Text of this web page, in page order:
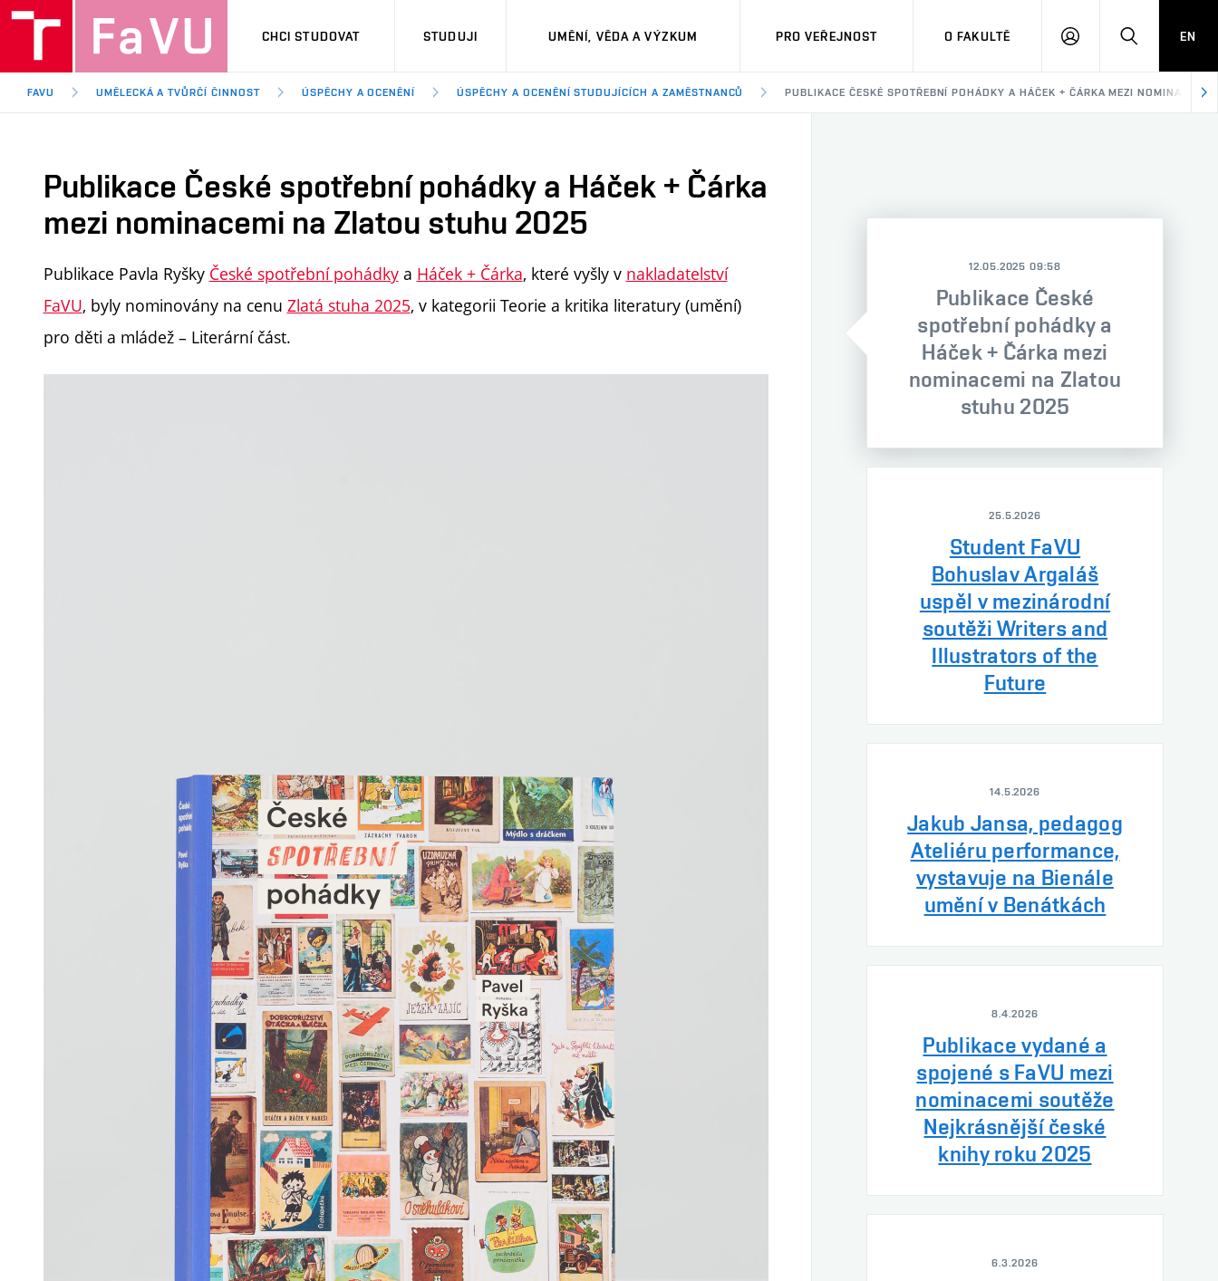
CHCI STUDOVAT STUDUJI UMĚNÍ, VĚDA A VÝZKUM PRO VEŘEJNOST O FAKULTĚ
PŘIHLÁSITHLEDAT
EN
FAVU UMĚLECKÁ A TVŮRČÍ ČINNOST ÚSPĚCHY A OCENĚNÍ ÚSPĚCHY A OCENĚNÍ STUDUJÍCÍCH A ZAMĚSTNANCŮ PUBLIKACE ČESKÉ SPOTŘEBNÍ POHÁDKY A HÁČEK + ČÁRKA MEZI NOMINACEMI
Publikace České spotřební pohádky a Háček + Čárka
mezi nominacemi na Zlatou stuhu 2025
Publikace Pavla Ryšky České spotřební pohádkya Háček + Čárka, které vyšly v nakladatelství
FaVU, byly nominovány na cenu Zlatá stuha 2025, v kategorii Teorie a kritika literatury (umění)
pro děti a mládež – Literární část.
12.05.2025 09:58
Publikace České
spotřební pohádky a
Háček + Čárka mezi
nominacemi na Zlatou
stuhu 2025
25.5.2026
Student FaVU
Bohuslav Argaláš
uspěl v mezinárodní
soutěži Writers and
Illustrators of the
Future
14.5.2026
Jakub Jansa, pedagog
Ateliéru performance,
vystavuje na Bienále
umění v Benátkách
8.4.2026
Publikace vydané a
spojené s FaVU mezi
nominacemi soutěže
Nejkrásnější české
knihy roku 2025
6.3.2026